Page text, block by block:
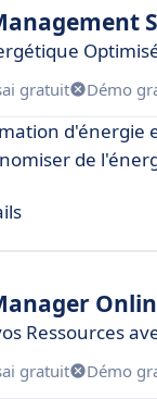
gratuit Démo
d'énergie
de
Ressources
gratuit Démo